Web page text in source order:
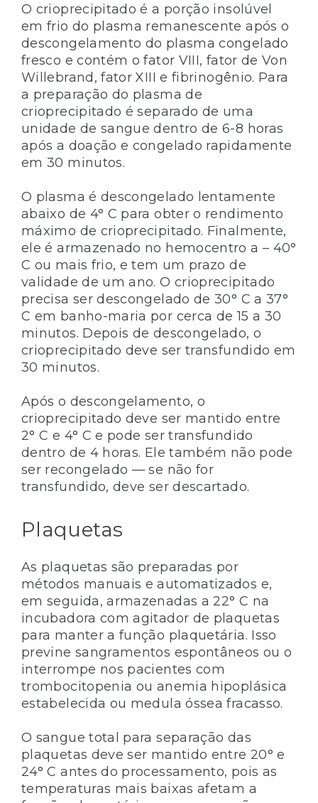
O crioprecipitado é a porção insolúvel
em frio do plasma remanescente após o
descongelamento do plasma congelado
fresco e contém o fator VIII, fator de Von
Willebrand, fator XIII e fibrinogênio. Para
a preparação do plasma de
crioprecipitado é separado de uma
unidade de sangue dentro de 6-8 horas
após a doação e congelado rapidamente
em 30 minutos.
O plasma é descongelado lentamente
abaixo de 4° C para obter o rendimento
máximo de crioprecipitado. Finalmente,
ele é armazenado no hemocentro a – 40°
C ou mais frio, e tem um prazo de
validade de um ano. O crioprecipitado
precisa ser descongelado de 30° C a 37°
C em banho-maria por cerca de 15 a 30
minutos. Depois de descongelado, o
crioprecipitado deve ser transfundido em
30 minutos.
Após o descongelamento, o
crioprecipitado deve ser mantido entre
2° C e 4° C e pode ser transfundido
dentro de 4 horas. Ele também não pode
ser recongelado — se não for
transfundido, deve ser descartado.
Plaquetas
As plaquetas são preparadas por
métodos manuais e automatizados e,
em seguida, armazenadas a 22° C na
incubadora com agitador de plaquetas
para manter a função plaquetária. Isso
previne sangramentos espontâneos ou o
interrompe nos pacientes com
trombocitopenia ou anemia hipoplásica
estabelecida ou medula óssea fracasso.
O sangue total para separação das
plaquetas deve ser mantido entre 20° e
24° C antes do processamento, pois as
temperaturas mais baixas afetam a